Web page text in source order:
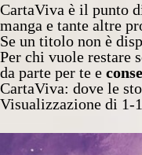
CartaViva è il punto
manga e tante altre
Se un titolo non è
Per chi vuole restare
da parte per te e
CartaViva: dove le
Visualizzazione di 1-